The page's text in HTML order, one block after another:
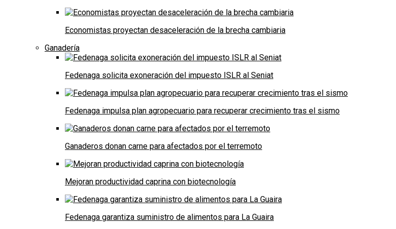
Economistas proyectan desaceleración de la brecha cambiaria
Ganadería
Fedenaga solicita exoneración del impuesto ISLR al Seniat
Fedenaga impulsa plan agropecuario para recuperar crecimiento tras el sismo
Ganaderos donan carne para afectados por el terremoto
Mejoran productividad caprina con biotecnología
Fedenaga garantiza suministro de alimentos para La Guaira